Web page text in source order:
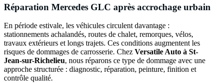
Réparation Mercedes GLC après accrochage urbain
En période estivale, les véhicules circulent davantage :
stationnements achalandés, routes de chalet, remorques, vélos,
travaux extérieurs et longs trajets. Ces conditions augmentent les
risques de dommages de carrosserie. Chez Versatile Auto à St-
Jean-sur-Richelieu, nous réparons ce type de dommage avec une
approche structurée : diagnostic, réparation, peinture, finition et
contrôle qualité.